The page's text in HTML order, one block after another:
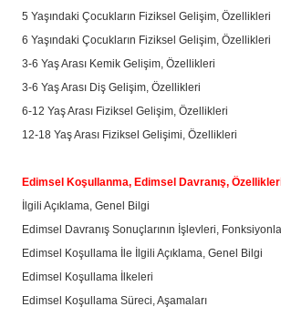
5 Yaşındaki Çocukların Fiziksel Gelişim, Özellikleri
6 Yaşındaki Çocukların Fiziksel Gelişim, Özellikleri
3-6 Yaş Arası Kemik Gelişim, Özellikleri
3-6 Yaş Arası Diş Gelişim, Özellikleri
6-12 Yaş Arası Fiziksel Gelişim, Özellikleri
12-18 Yaş Arası Fiziksel Gelişimi, Özellikleri
Edimsel Koşullanma, Edimsel Davranış,
İlgili Açıklama, Genel Bilgi
Edimsel Davranış Sonuçlarının İşlevleri,
Edimsel Koşullama İle İlgili Açıklama, Genel Bilgi
Edimsel Koşullama İlkeleri
Edimsel Koşullama Süreci, Aşamaları